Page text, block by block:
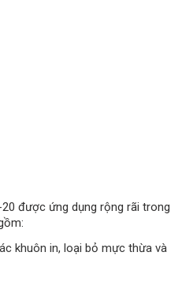
được ứng dụng rộng rãi trong
khuôn in, loại bỏ mực thừa và